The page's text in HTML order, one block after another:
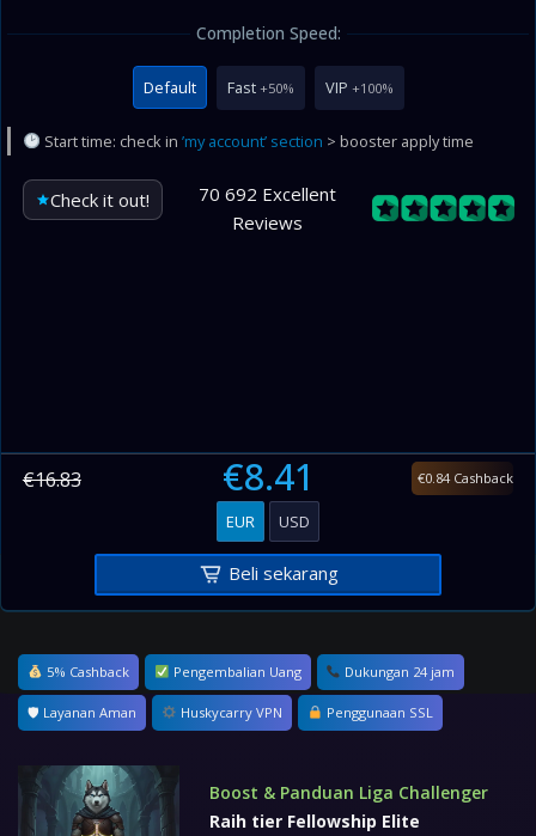
Completion Speed:
Default Fast+50% VIP +100%
Start time: check in ’my account’ section > booster apply time
Check it out!
70 692 Excellent
Reviews
€16.83 €8.41 €0.84 Cashback
EUR USD
Beli sekarang
5% Cashback Pengembalian Uang Dukungan 24 jam
🛡 Layanan Aman Huskycarry VPN Penggunaan SSL
Boost & Panduan Liga Challenger
Raih tier Fellowship Elite